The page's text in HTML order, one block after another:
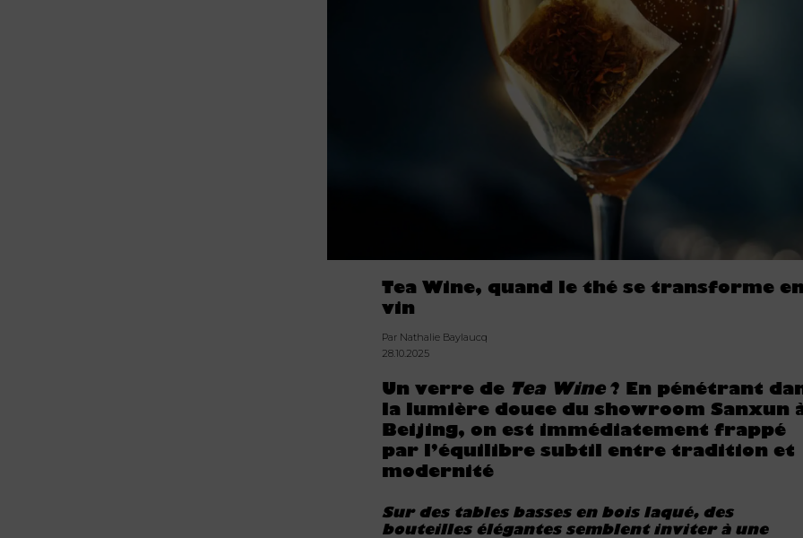
Tea Wine, quand le thé se transforme en
vin
Par Nathalie Baylaucq
28.10.2025
Un verre de Tea Wine? En pénétrant
la lumière douce du showroom Sanxun
Beijing, on est immédiatement frappé
par l’équilibre subtil entre tradition et
modernité
Sur des tables basses en bois laqué, des
bouteilles élégantes semblent inviter à une